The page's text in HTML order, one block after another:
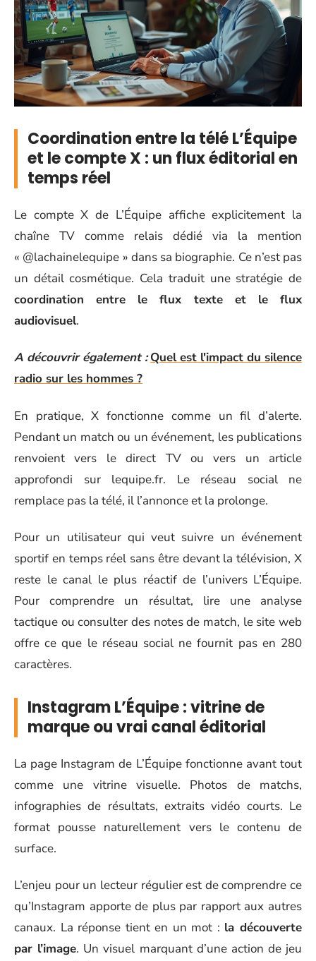
Coordination entre la télé L’Équipe
et le compte X : un flux éditorial en
temps réel
Le compte X de L’Équipe affiche explicitement la
chaîne TV comme relais dédié via la mention
« @lachainelequipe » dans sa biographie. Ce n’est pas
un détail cosmétique. Cela traduit une stratégie de
coordination entre le flux texte et le flux
audiovisuel.
A découvrir également : Quel est l'impact du silence
radio sur les hommes ?
En pratique, X fonctionne comme un fil d’alerte.
Pendant un match ou un événement, les publications
renvoient vers le direct TV ou vers un article
approfondi sur lequipe.fr. Le réseau social ne
remplace pas la télé, il l’annonce et la prolonge.
Pour un utilisateur qui veut suivre un événement
sportif en temps réel sans être devant la télévision, X
reste le canal le plus réactif de l’univers L’Équipe.
Pour comprendre un résultat, lire une analyse
tactique ou consulter des notes de match, le site web
offre ce que le réseau social ne fournit pas en 280
caractères.
Instagram L’Équipe : vitrine de
marque ou vrai canal éditorial
La page Instagram de L’Équipe fonctionne avant tout
comme une vitrine visuelle. Photos de matchs,
infographies de résultats, extraits vidéo courts. Le
format pousse naturellement vers le contenu de
surface.
L’enjeu pour un lecteur régulier est de comprendre ce
qu’Instagram apporte de plus par rapport aux autres
canaux. La réponse tient en un mot : la découverte
par l’image. Un visuel marquant d’une action de jeu